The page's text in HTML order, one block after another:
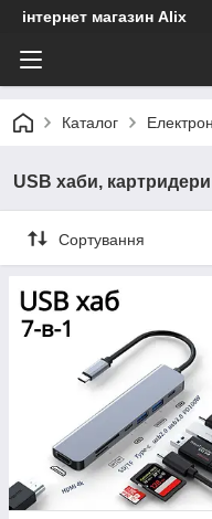
інтернет магазин Alix
Каталог
USB хаби,
Сортування